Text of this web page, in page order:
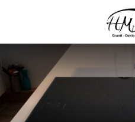
Panneau de gestion des cookies